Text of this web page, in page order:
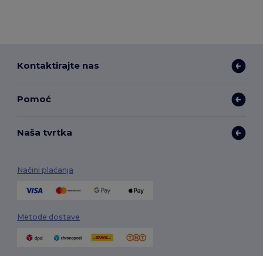
Kontaktirajte nas
Pomoć
Naša tvrtka
Načini plaćanja
Metode dostave